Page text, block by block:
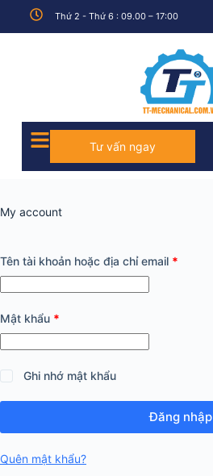
Thứ 2 - Thứ 6 : 09.00 – 17:00
Tư vấn ngay
My account
Tên tài khoản hoặc địa chỉ email *
Mật khẩu *
Ghi nhớ mật khẩu
Đăng nhập
Quên mật khẩu?